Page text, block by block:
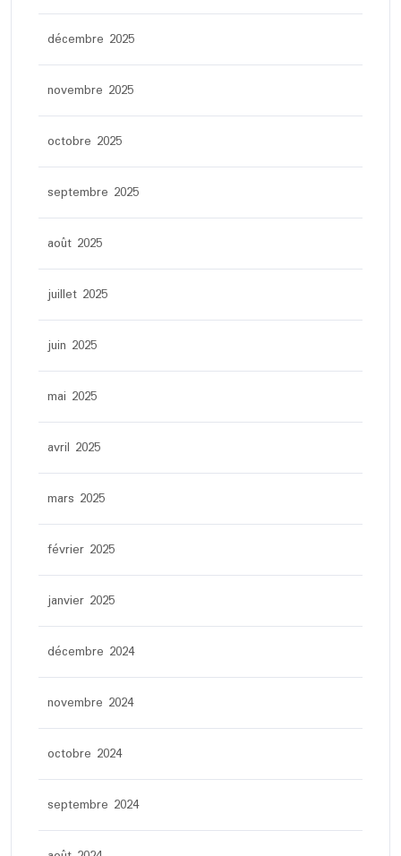
décembre 2025
novembre 2025
octobre 2025
septembre 2025
août 2025
juillet 2025
juin 2025
mai 2025
avril 2025
mars 2025
février 2025
janvier 2025
décembre 2024
novembre 2024
octobre 2024
septembre 2024